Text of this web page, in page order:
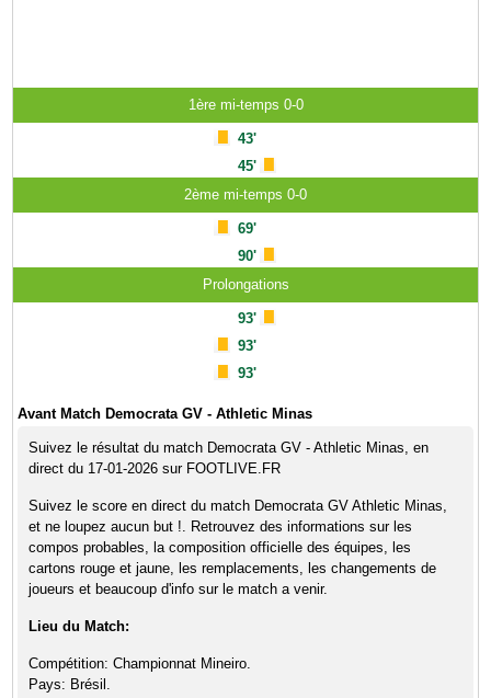
1ère mi-temps 0-0
43'
45'
2ème mi-temps 0-0
69'
90'
Prolongations
93'
93'
93'
Avant Match Democrata GV - Athletic Minas
Suivez le résultat du match Democrata GV - Athletic Minas, en
direct du 17-01-2026 sur FOOTLIVE.FR
Suivez le score en direct du match Democrata GV Athletic Minas,
et ne loupez aucun but !. Retrouvez des informations sur les
compos probables, la composition officielle des équipes, les
cartons rouge et jaune, les remplacements, les changements de
joueurs et beaucoup d'info sur le match a venir.
Lieu du Match:
Compétition: Championnat Mineiro.
Pays: Brésil.